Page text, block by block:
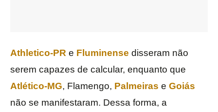
Athletico-PR e Fluminense disseram não
serem capazes de calcular, enquanto que
Atlético-MG, Flamengo, Palmeiras e Goiás
não se manifestaram. Dessa forma, a